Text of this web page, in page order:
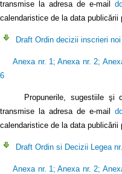
transmise la adresa de e-mail
calendaristice de la data
Draft Ordin decizii inscrieri
Anexa nr. 1 ;Anexa nr. 2;
6
Propunerile, sugestiile şi
transmise la adresa de e-mail
calendaristice de la data
Draft Ordin si Decizii Legea
Anexa nr. 1 ;Anexa nr. 2;